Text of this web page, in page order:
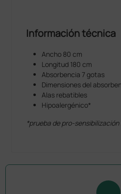
Información técnica
Ancho 80 cm
Longitud 180 cm
Absorbencia 7 gotas
Dimensiones del
Alas rebatibles
Hipoalergénico*
*prueba de pro-